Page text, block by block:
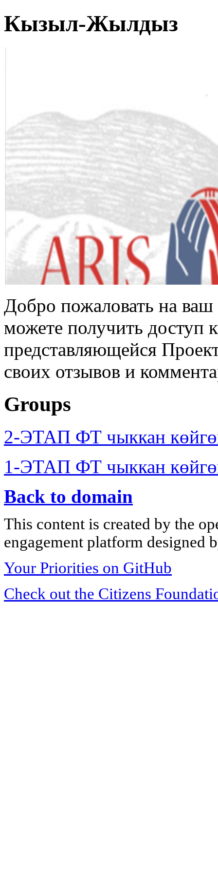
Кызыл-Жылдыз
Добро пожаловать на
можете получить доступ
представляющейся
своих отзывов и
Groups
2-ЭТАП ФТ чыккан
1-ЭТАП ФТ чыккан
Back to domain
This content is created by the
engagement platform designed
Your Priorities on GitHub
Check out the Citizens